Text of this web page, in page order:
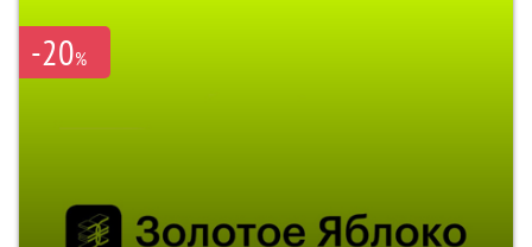
-20%